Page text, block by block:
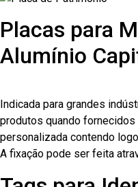
Placas para
Alumínio
Indicada para grandes
produtos quando
personalizada contendo
A fixação pode ser feita